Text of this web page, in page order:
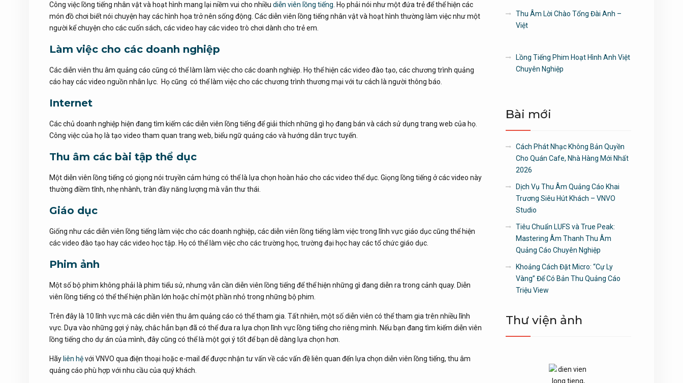
Công việc lồng tiếng nhân vật và hoạt hình mang lại niềm vui cho nhiều diễn viên lồng tiếng. Họ phải nói như một đứa trẻ để thể hiện các
món đồ chơi biết nói chuyện hay các hình họa trở nên sống động. Các diễn viên lồng tiếng nhân vật và hoạt hình thường làm việc như một
người kể chuyện cho các cuốn sách, các video hay các video trò chơi dành cho trẻ em.
Làm việc cho các doanh nghiệp
Các diễn viên thu âm quảng cáo cũng có thể làm làm việc cho các doanh nghiệp. Họ thể hiện các video đào tạo, các chương trình quảng
cáo hay các video nguồn nhân lực. Họ cũng có thể làm việc cho các chương trình thương mại với tư cách là người thông báo.
Internet
Các chủ doanh nghiệp hiện đang tìm kiếm các diễn viên lồng tiếng để giải thích những gì họ đang bán và cách sử dụng trang web của họ.
Công việc của họ là tạo video tham quan trang web, biểu ngữ quảng cáo và hướng dẫn trực tuyến.
Thu âm các bài tập thể dục
Một diễn viên lồng tiếng có giọng nói truyền cảm hứng có thể là lựa chọn hoàn hảo cho các video thể dục. Giọng lồng tiếng ở các video này
thường điềm tĩnh, nhẹ nhành, tràn đầy năng lượng mà vẫn thư thái.
Giáo dục
Giống như các diễn viên lồng tiếng làm việc cho các doanh nghiệp, các diễn viên lồng tiếng làm việc trong lĩnh vực giáo dục cũng thể hiện
các video đào tạo hay các video học tập. Họ có thể làm việc cho các trường học, trường đại học hay các tổ chức giáo dục.
Phim ảnh
Một số bộ phim không phải là phim tiểu sử, nhưng vẫn cần diễn viên lồng tiếng để thể hiện những gì đang diễn ra trong cảnh quay. Diễn
viên lồng tiếng có thể thể hiện phần lớn hoặc chỉ một phần nhỏ trong những bộ phim.
Trên đây là 10 lĩnh vực mà các diễn viên thu âm quảng cáo có thể tham gia. Tất nhiên, một số diễn viên có thể tham gia trên nhiều lĩnh
vực. Dựa vào những gợi ý này, chắc hẳn bạn đã có thể đưa ra lựa chọn lĩnh vực lồng tiếng cho riêng mình. Nếu bạn đang tìm kiếm diễn viên
lồng tiếng cho dự án của mình, đây cũng có thể là một gợi ý tốt để bạn dễ dàng lựa chọn hơn.
Hãy liên hệvới VNVO qua điện thoại hoặc e-mail để được nhận tư vấn về các vấn đề liên quan đến lựa chọn diễn viên lồng tiếng, thu âm
quảng cáo phù hợp với nhu cầu của quý khách.
Thu Âm Lời Chào Tổng Đài Anh –
Việt
Lồng Tiếng Phim Hoạt Hình Anh Việt
Chuyên Nghiệp
Bài mới
Cách Phát Nhạc Không Bản Quyền
Cho Quán Cafe, Nhà Hàng Mới Nhất
2026
Dịch Vụ Thu Âm Quảng Cáo Khai
Trương Siêu Hút Khách – VNVO
Studio
Tiêu Chuẩn LUFS và True Peak:
Mastering Âm Thanh Thu Âm
Quảng Cáo Chuyên Nghiệp
Khoảng Cách Đặt Micro: “Cự Ly
Vàng” Để Có Bản Thu Quảng Cáo
Triệu View
Thư viện ảnh